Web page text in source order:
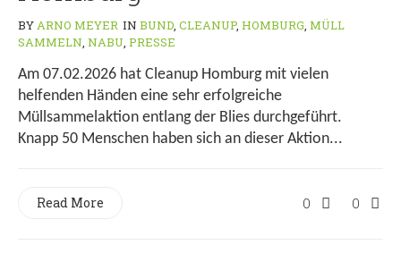
BYARNO MEYER IN BUND, CLEANUP, HOMBURG, MÜLL
SAMMELN, NABU, PRESSE
Am 07.02.2026 hat Cleanup Homburg mit vielen
helfenden Händen eine sehr erfolgreiche
Müllsammelaktion entlang der Blies durchgeführt.
Knapp 50 Menschen haben sich an dieser Aktion...
0 0
Read More